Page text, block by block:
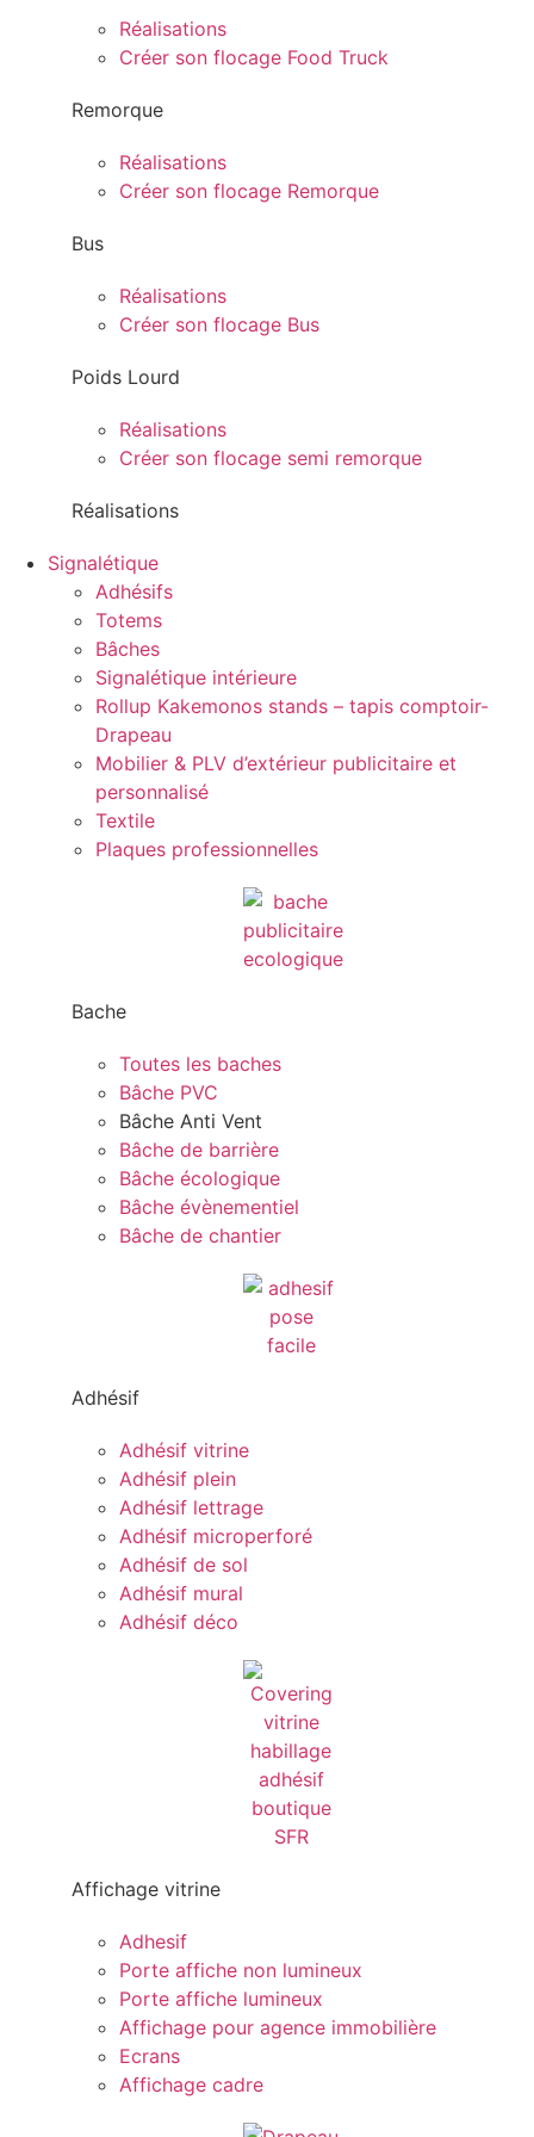
Réalisations
Créer son flocage Food Truck
Remorque
Réalisations
Créer son flocage Remorque
Bus
Réalisations
Créer son flocage Bus
Poids Lourd
Réalisations
Créer son flocage semi remorque
Réalisations
Signalétique
Adhésifs
Totems
Bâches
Signalétique intérieure
Rollup Kakemonos stands – tapis comptoir-
Drapeau
Mobilier & PLV d’extérieur publicitaire et
personnalisé
Textile
Plaques professionnelles
Bache
Toutes les baches
Bâche PVC
Bâche Anti Vent
Bâche de barrière
Bâche écologique
Bâche évènementiel
Bâche de chantier
Adhésif
Adhésif vitrine
Adhésif plein
Adhésif lettrage
Adhésif microperforé
Adhésif de sol
Adhésif mural
Adhésif déco
Affichage vitrine
Adhesif
Porte affiche non lumineux
Porte affiche lumineux
Affichage pour agence immobilière
Ecrans
Affichage cadre